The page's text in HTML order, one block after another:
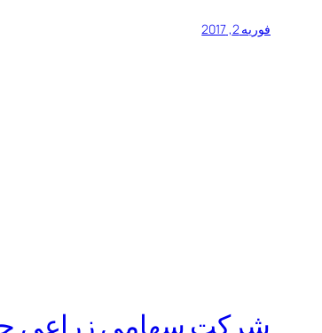
فوریه 2, 2017
شرکت سهامی زراعی